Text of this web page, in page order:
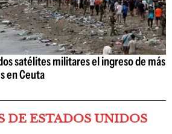
satélites militares el ingreso de más
en Ceuta
DE ESTADOS UNIDOS